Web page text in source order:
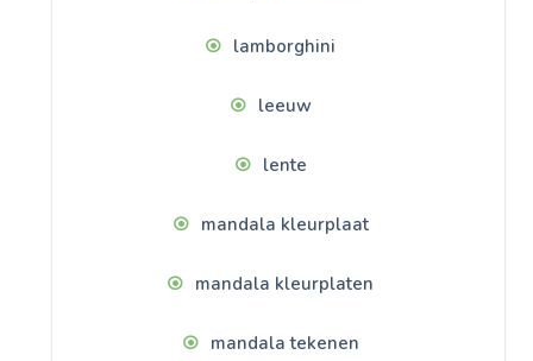
lamborghini
leeuw
lente
mandala kleurplaat
mandala kleurplaten
mandala tekenen